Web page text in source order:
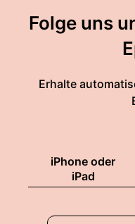
Folge uns
Erhalte
iPhone oder
iPad